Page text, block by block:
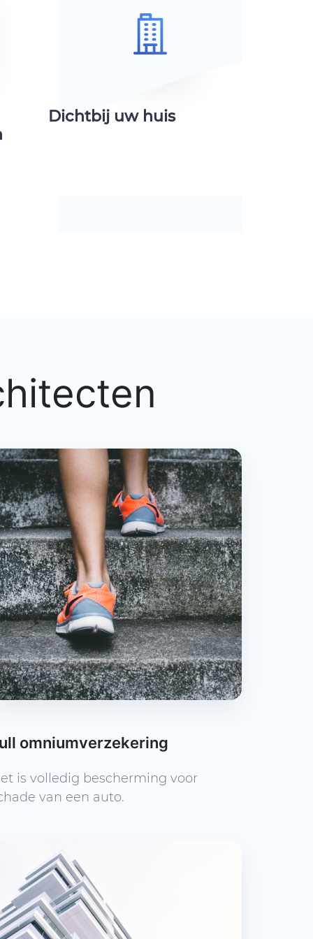
Dichtbij uw huis
omniumverzekering
is volledig bescherming voor
van een auto.